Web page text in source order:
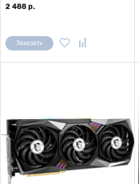
2 488 р.
Заказать